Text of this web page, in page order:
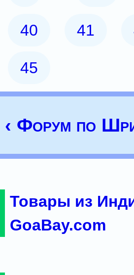
40 41
45
‹ Форум по
Товары из
GoaBay.com